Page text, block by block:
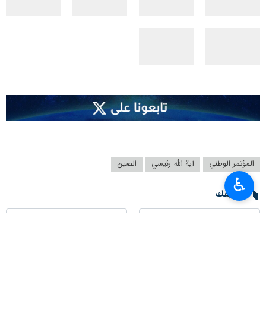
المؤتمر الوطني آية الله رئيسي الصين
تعليقك
♿︎